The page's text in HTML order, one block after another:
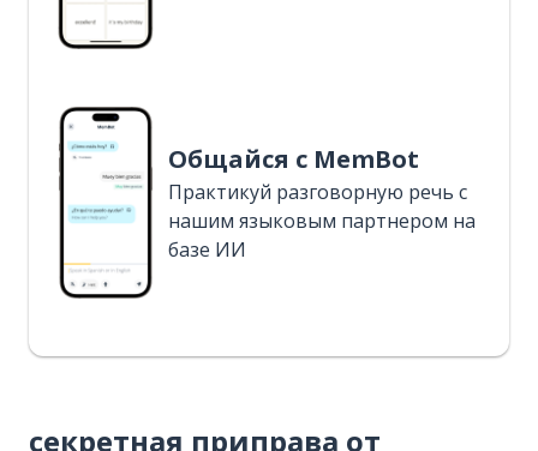
Общайся с MemBot
Практикуй разговорную речь с
нашим языковым партнером на
базе ИИ
секретная приправа от